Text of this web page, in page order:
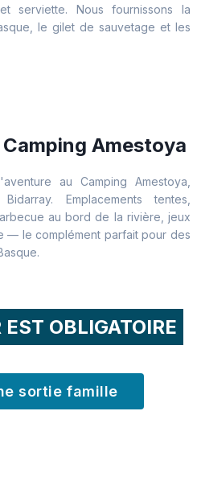
serviette. Nous fournissons la
le gilet de sauvetage et les
Amestoya
au Camping Amestoya,
Emplacements tentes,
au bord de la rivière, jeux
— le complément parfait pour des
OBLIGATOIRE
sortie famille